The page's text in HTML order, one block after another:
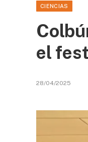
CIENCIAS
el
28/04/2025